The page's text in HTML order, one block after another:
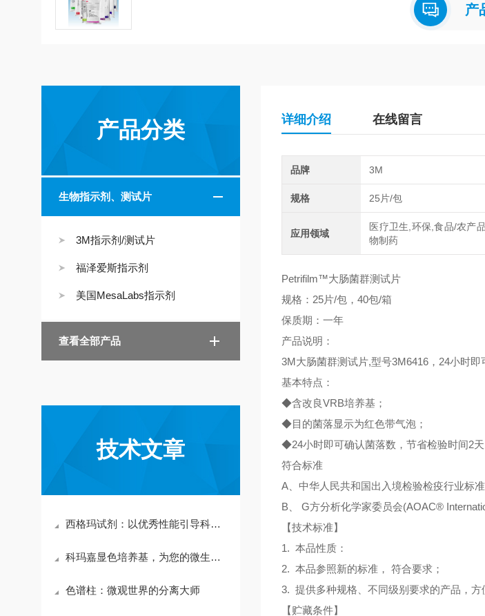
产
产品分类
生物指示剂、测试片
3M指示剂/测试片
福泽爱斯指示剂
美国MesaLabs指示剂
查看全部产品
技术文章
西格玛试剂：以优秀性能引导科研新征程
科玛嘉显色培养基，为您的微生物检测工作保驾护航！
色谱柱：微观世界的分离大师
详细介绍 在线留言
品牌 3M
规格 25片/包
应用领域
医疗卫生,环保,食品/农产
物制药
Petrifilm™大肠菌群测试片
规格：25片/包，40包/箱
保质期：一年
产品说明：
3M大肠菌群测试片,型号3M6416，24小时
基本特点：
◆含改良VRB培养基；
◆目的菌落显示为红色带气泡；
◆24小时即可确认菌落数，节省检验时间2天
符合标准
A、中华人民共和国出入境检验检疫行业标
B、 G方分析化学家委员会(AOAC®
【技术标准】
1. 本品性质：
2. 本品参照新的标准， 符合要求；
3. 提供多种规格、不同级别要求的产品，方
【贮藏条件】